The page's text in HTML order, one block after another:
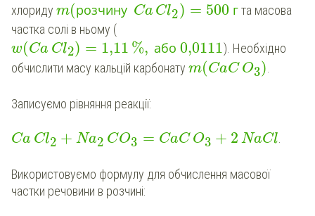
хлориду m(розчину Ca Cl2) = 500 гта масова
частка солі в ньому (
w(Ca Cl2) = 1,11 %, або 0,0111). Необхідно
обчислити масу кальцій карбонату m(CaC O3)
Записуємо рівняння реакції:
Ca Cl2 + Na2 CO3 = CaC O3 + 2 NaCl
Використовуємо формулу для обчислення масової
частки речовини в розчині: